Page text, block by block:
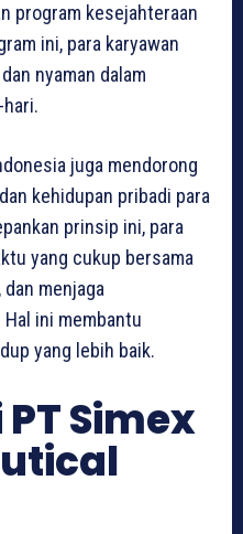
program kesejahteraan
ini, para karyawan
nyaman dalam
juga mendorong
kehidupan pribadi para
prinsip ini, para
yang cukup bersama
menjaga
ini membantu
yang lebih baik.
Simex